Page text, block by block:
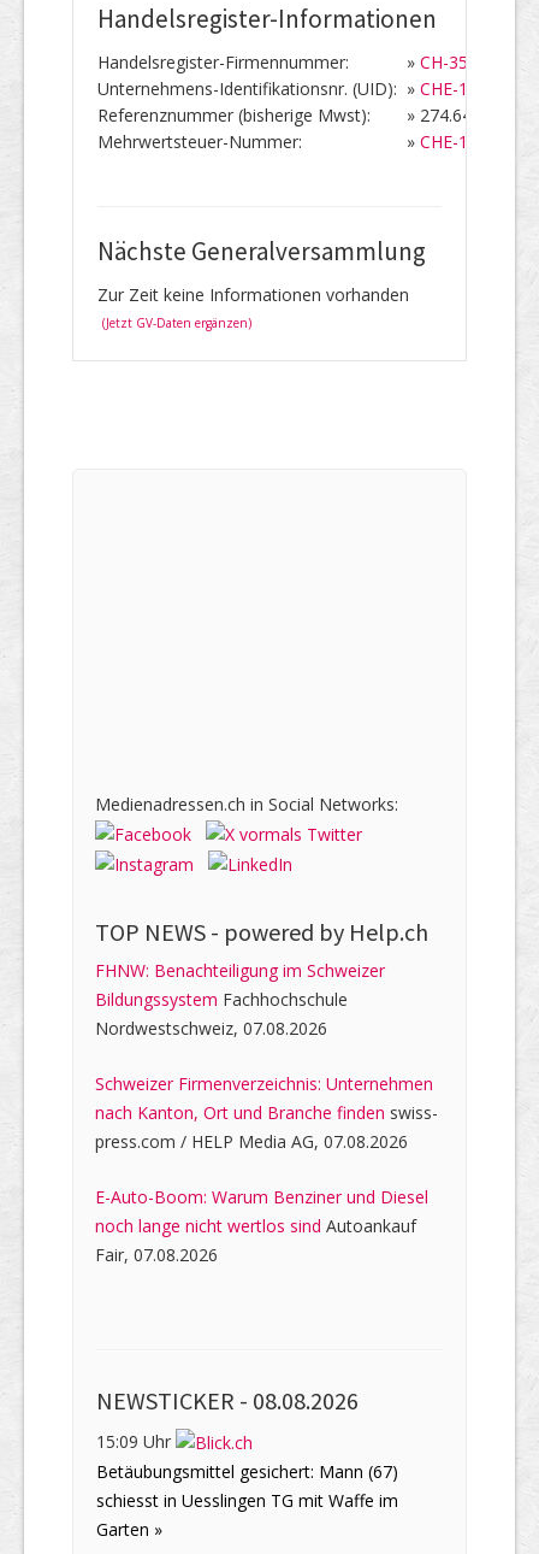
Handelsregister-Informationen
Handelsregister-Firmennummer: » CH-
Unternehmens-Identifikationsnr. (UID): » CHE-
Referenznummer (bisherige Mwst):
» 274.642
Mehrwertsteuer-Nummer:
» CHE-
Nächste Generalversammlung
Zur Zeit keine Informationen vorhanden
(Jetzt GV-Daten ergänzen)
Medienadressen.ch in Social Networks:
TOP NEWS - powered by Help.ch
FHNW: Benachteiligung im Schweizer
Bildungssystem Fachhochschule
Nordwestschweiz, 07.08.2026
Schweizer Firmenverzeichnis: Unternehmen
nach Kanton, Ort und Branche finden swiss-
press.com / HELP Media AG, 07.08.2026
E-Auto-Boom: Warum Benziner und Diesel
noch lange nicht wertlos sind Autoankauf
Fair, 07.08.2026
NEWSTICKER - 08.08.2026
15:09 Uhr
Betäubungsmittel gesichert: Mann (67)
schiesst in Uesslingen TG mit Waffe im
Garten »